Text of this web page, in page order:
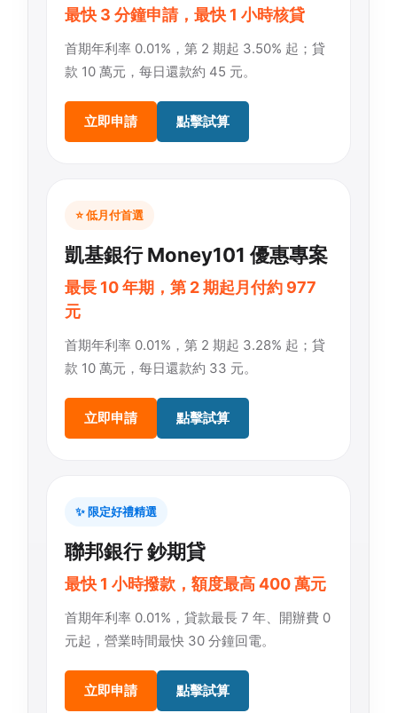
最快 3 分鐘申請，最快 1 小時核貸
首期年利率 0.01%，第 2 期起 3.50% 起；貸
款 10 萬元，每日還款約 45 元。
立即申請 點擊試算
⭐ 低月付首選
凱基銀行 Money101 優惠專案
最長 10 年期，第 2 期起月付約 977
元
首期年利率 0.01%，第 2 期起 3.28% 起；貸
款 10 萬元，每日還款約 33 元。
立即申請 點擊試算
✨ 限定好禮精選
聯邦銀行 鈔期貸
最快 1 小時撥款，額度最高 400 萬元
首期年利率 0.01%，貸款最長 7 年、開辦費 0
元起，營業時間最快 30 分鐘回電。
立即申請 點擊試算